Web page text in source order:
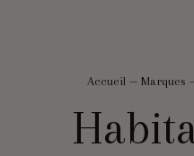
Accueil — Marques